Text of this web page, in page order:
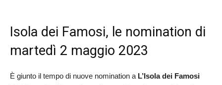
Isola dei Famosi, le nomination di
martedì 2 maggio 2023
È giunto il tempo di nuove nomination a L’Isola dei Famosi